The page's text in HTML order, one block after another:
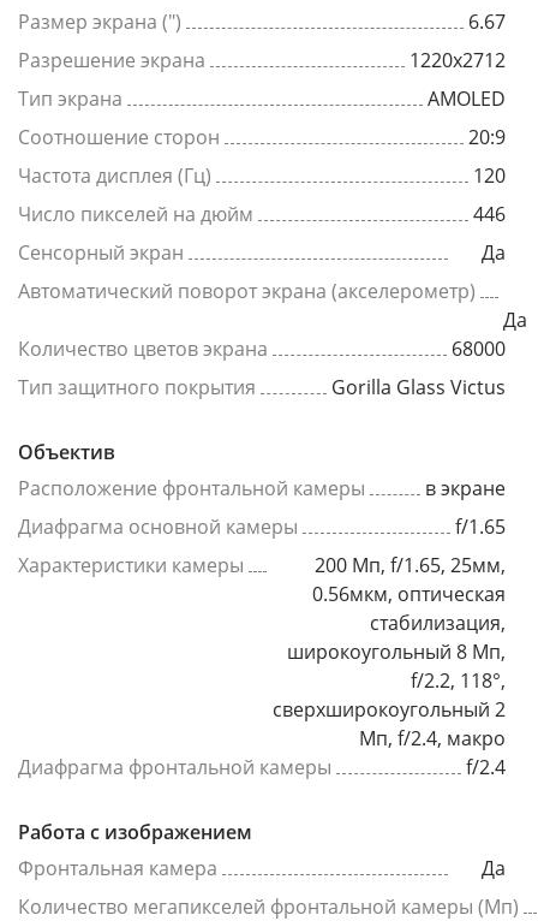
Размер экрана (")
6.67
Разрешение экрана
1220x2712
Тип экрана
AMOLED
Соотношение сторон
20:9
Частота дисплея (Гц)
120
Число пикселей на дюйм
446
Сенсорный экран
Да
Автоматический поворот экрана (акселерометр)
Да
Количество цветов экрана
68000
Тип защитного покрытия
Gorilla Glass Victus
Объектив
Расположение фронтальной камеры
в экране
Диафрагма основной камеры
f/1.65
Характеристики камеры
200 Мп, f/1.65, 25мм,
0.56мкм, оптическая
стабилизация,
широкоугольный 8 Мп,
f/2.2, 118°,
сверхширокоугольный 2
Мп, f/2.4, макро
Диафрагма фронтальной камеры
f/2.4
Работа с изображением
Фронтальная камера
Да
Количество мегапикселей фронтальной камеры (Мп)